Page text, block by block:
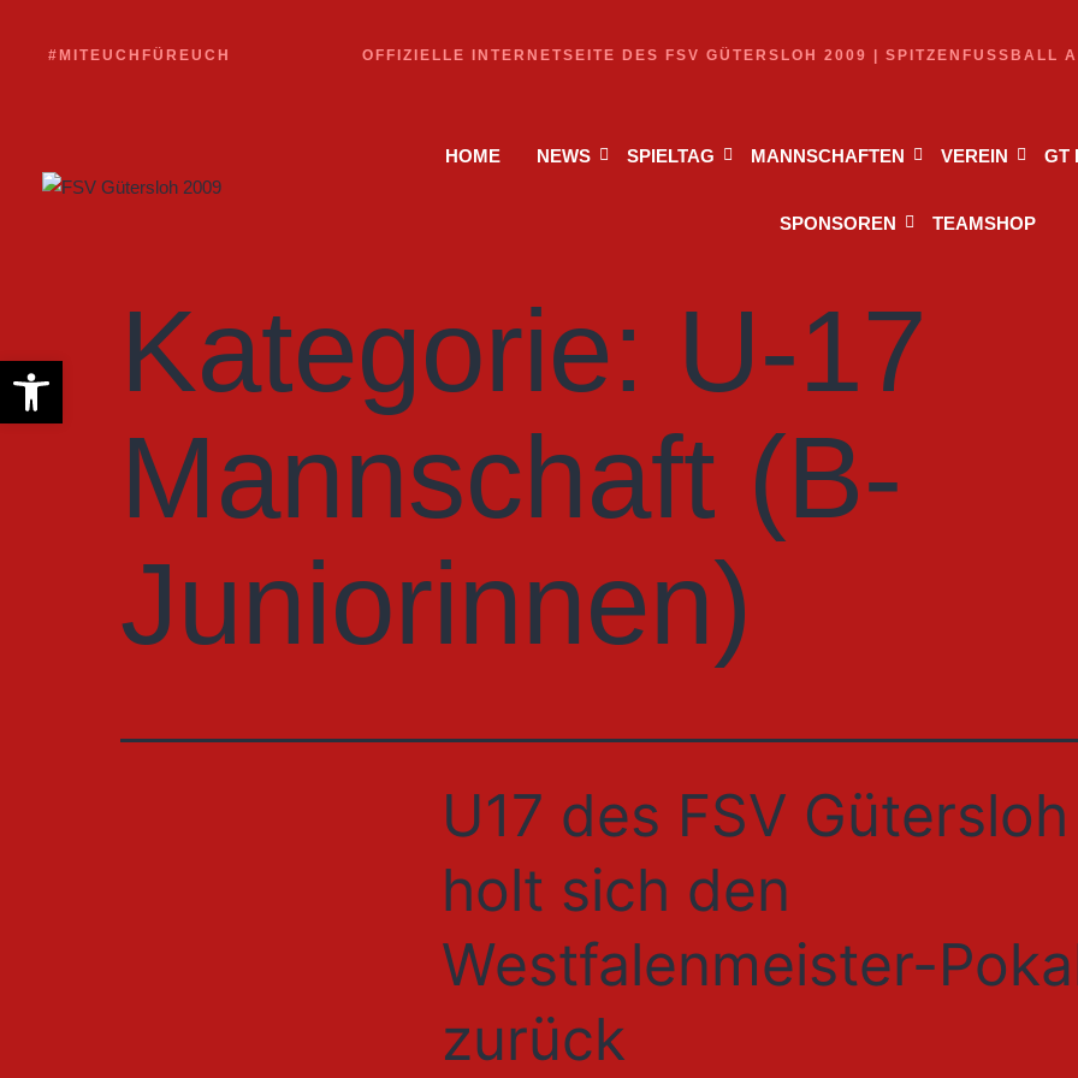
#MITEUCHFÜREUCH OFFIZIELLE INTERNETSEITE DES FSV GÜTERSLOH 2009 | SPITZENFUSSBALL
HOME NEWS SPIELTAG MANNSCHAFTEN VEREIN GT
SPONSOREN TEAMSHOP
Kategorie: U-17
Mannschaft (B-
Juniorinnen)
U17 des FSV Gütersloh
holt sich den
Westfalenmeister-
zurück
Werkzeugleiste öffnen